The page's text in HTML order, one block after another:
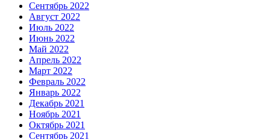
Сентябрь 2022
Август 2022
Июль 2022
Июнь 2022
Май 2022
Апрель 2022
Март 2022
Февраль 2022
Январь 2022
Декабрь 2021
Ноябрь 2021
Октябрь 2021
Сентябрь 2021